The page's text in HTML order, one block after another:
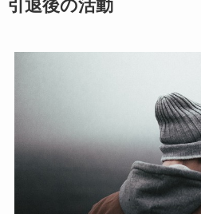
引退後の活動